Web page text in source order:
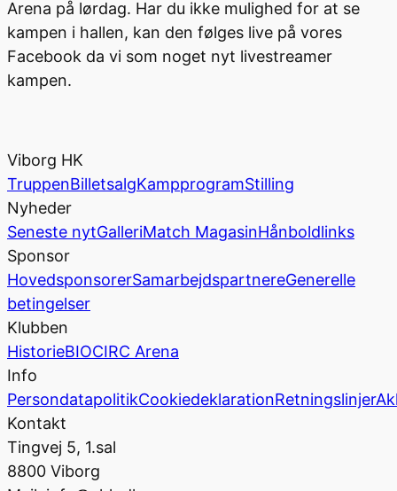
Arena på lørdag. Har du ikke mulighed for at se
kampen i hallen, kan den følges live på vores
Facebook da vi som noget nyt livestreamer
kampen.
Viborg HK
TruppenBilletsalgKampprogramStilling
Nyheder
Seneste nytGalleriMatch MagasinHånboldlinks
Sponsor
HovedsponsorerSamarbejdspartnereGenerelle
betingelser
Klubben
HistorieBIOCIRC Arena
Info
PersondatapolitikCookiedeklarationRetningslinjer
Kontakt
Tingvej 5, 1.sal
8800 Viborg